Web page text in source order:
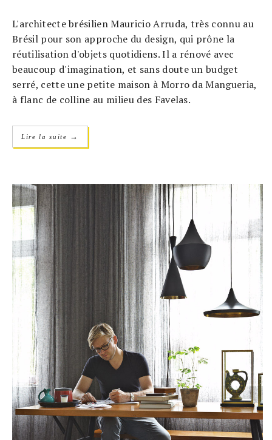
L'architecte brésilien Mauricio Arruda, très connu au
Brésil pour son approche du design, qui prône la
réutilisation d'objets quotidiens. Il a rénové avec
beaucoup d'imagination, et sans doute un budget
serré, cette une petite maison à Morro da Mangueria,
à flanc de colline au milieu des Favelas.
Lire la suite →